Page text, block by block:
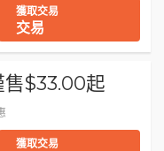
獲取交易
交易
$33.00起
獲取交易